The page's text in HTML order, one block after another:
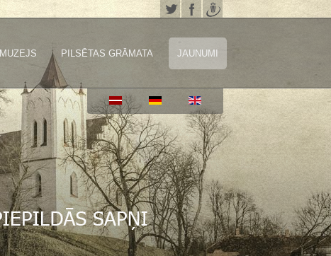
MUZEJS PILSĒTAS GRĀMATA JAUNUMI